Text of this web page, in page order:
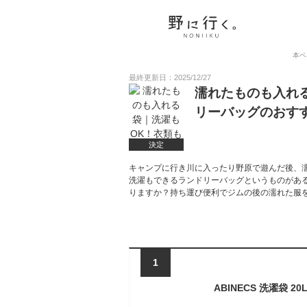
本
最終更新日：2025/12/27
決定
濡れたものも入れ
リーバッグのおす
キャンプに行き川に入ったり野原で遊んだ後
洗濯もできるランドリーバッグというものが
りますか？持ち運び便利でジムの後の濡れた服
1